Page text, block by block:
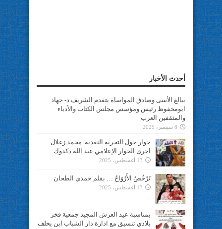
أحدث الأخبار
ببالغ الأسى وصادق المواساة يتقدم الشريف د- جهاد
ابومحفوظ رئيس ومؤسس مجلس الكتاب والأدباء
والمثقفين العرب
8 سبتمبر، 2025
حوار حول التجربة النقدية..محمد زغلال
اجرى الحوار الإعلامي عبد الله دكدوك
13 أغسطس، 2025
تَرْخُصُ الأَرْوَاحُ … بقلم حمدي الطحان
13 أغسطس، 2025
بمناسبة عيد العرش المجيد جمعية فخر
بلادي تنسيق مع ادارة دار الشباب ابن يخلف